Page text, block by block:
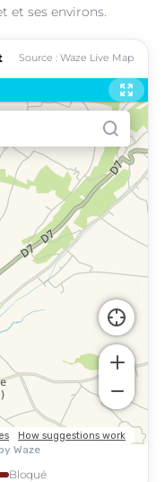
et ses environs.
Source : Waze Live Map
Bloqué